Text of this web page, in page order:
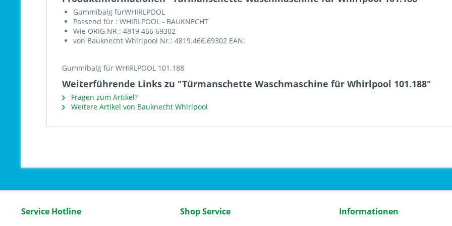
Gummibalg fürWHIRLPOOL
Passend für : WHIRLPOOL - BAUKNECHT
Wie ORIG.NR.: 4819 466 69302
von Bauknecht Whirlpool Nr.: 4819.466.69302 EAN:
Gummibalg für WHIRLPOOL 101.188
Weiterführende Links zu "Türmanschette Waschmaschine für Whirlpool 101.188"
Fragen zum Artikel?
Weitere Artikel von Bauknecht Whirlpool
Service Hotline Shop Service Informationen